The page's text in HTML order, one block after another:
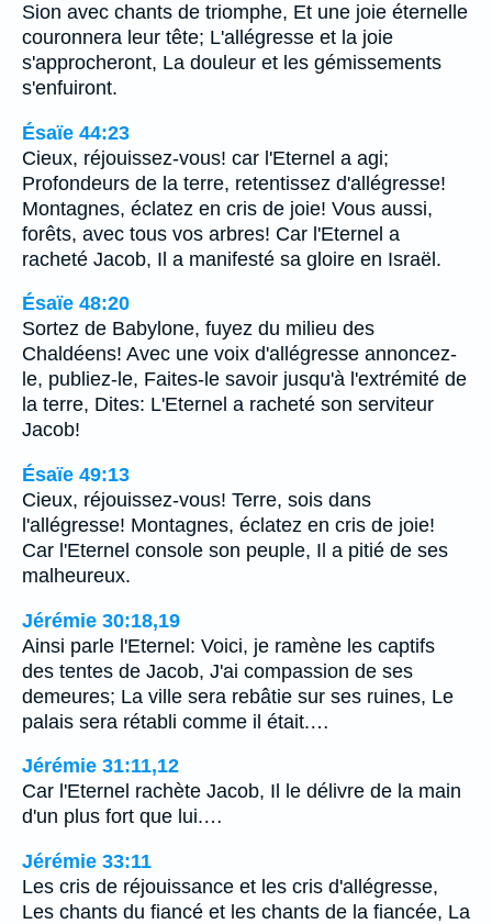
Sion avec chants de triomphe, Et une joie éternelle
couronnera leur tête; L'allégresse et la joie
s'approcheront, La douleur et les gémissements
s'enfuiront.
Ésaïe 44:23
Cieux, réjouissez-vous! car l'Eternel a agi;
Profondeurs de la terre, retentissez d'allégresse!
Montagnes, éclatez en cris de joie! Vous aussi,
forêts, avec tous vos arbres! Car l'Eternel a
racheté Jacob, Il a manifesté sa gloire en Israël.
Ésaïe 48:20
Sortez de Babylone, fuyez du milieu des
Chaldéens! Avec une voix d'allégresse annoncez-
le, publiez-le, Faites-le savoir jusqu'à l'extrémité de
la terre, Dites: L'Eternel a racheté son serviteur
Jacob!
Ésaïe 49:13
Cieux, réjouissez-vous! Terre, sois dans
l'allégresse! Montagnes, éclatez en cris de joie!
Car l'Eternel console son peuple, Il a pitié de ses
malheureux.
Jérémie 30:18,19
Ainsi parle l'Eternel: Voici, je ramène les captifs
des tentes de Jacob, J'ai compassion de ses
demeures; La ville sera rebâtie sur ses ruines, Le
palais sera rétabli comme il était.…
Jérémie 31:11,12
Car l'Eternel rachète Jacob, Il le délivre de la main
d'un plus fort que lui.…
Jérémie 33:11
Les cris de réjouissance et les cris d'allégresse,
Les chants du fiancé et les chants de la fiancée, La